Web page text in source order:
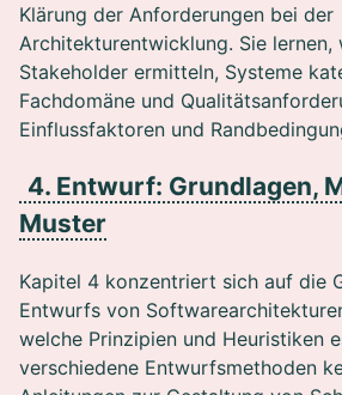
Klärung der Anforderungen bei der
Architekturentwicklung. Sie lernen,
Stakeholder ermitteln, Systeme
Fachdomäne und
Einflussfaktoren und
4. Entwurf: Grundlagen,
Muster
Kapitel 4 konzentriert sich auf die
Entwurfs von
welche Prinzipien und Heuristiken
verschiedene Entwurfsmethoden